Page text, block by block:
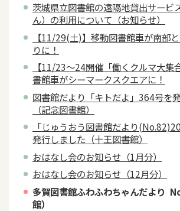
茨城県立図書館の遠隔地貸出サービ
ん）の利用について（お知らせ）
【11/29(土)】移動図書館車が南部
りに！
【11/23～24開催「働くクルマ大集
書館車がシーマークスクエアに！
図書館だより「キトだよ」364号を
（記念図書館）
「じゅうおう図書館だより
発行しました（十王図書館）
おはなし会のお知らせ（1月分）
おはなし会のお知らせ（12月分）
多賀図書館ふわふわちゃんだより
館）